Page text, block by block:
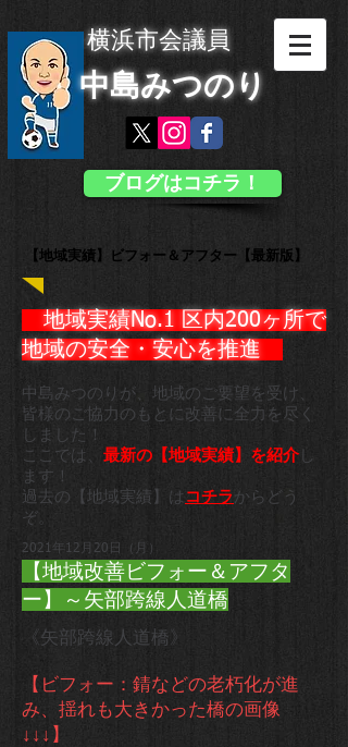
横浜市会議員
中島みつのり
ブログはコチラ！
【地域実績】ビフォー＆アフター【最新版】
地域実績No.1 区内200ヶ所で
地域の安全・安心を推進 ​
中島みつのりが、地域のご要望を受け、
皆様のご協力のもとに改善に全力を尽く
しました！
ここでは、 最新の【地域実績】を紹介し
ます！
過去の【地域実績】は コチラからどう
ぞ。
2021年12月20日（月）
【地域改善ビフォー＆アフタ
ー】～矢部跨線人道橋
《矢部跨線人道橋》
【ビフォー：錆などの老朽化が進
み、揺れも大きかった橋の画像
↓↓↓】